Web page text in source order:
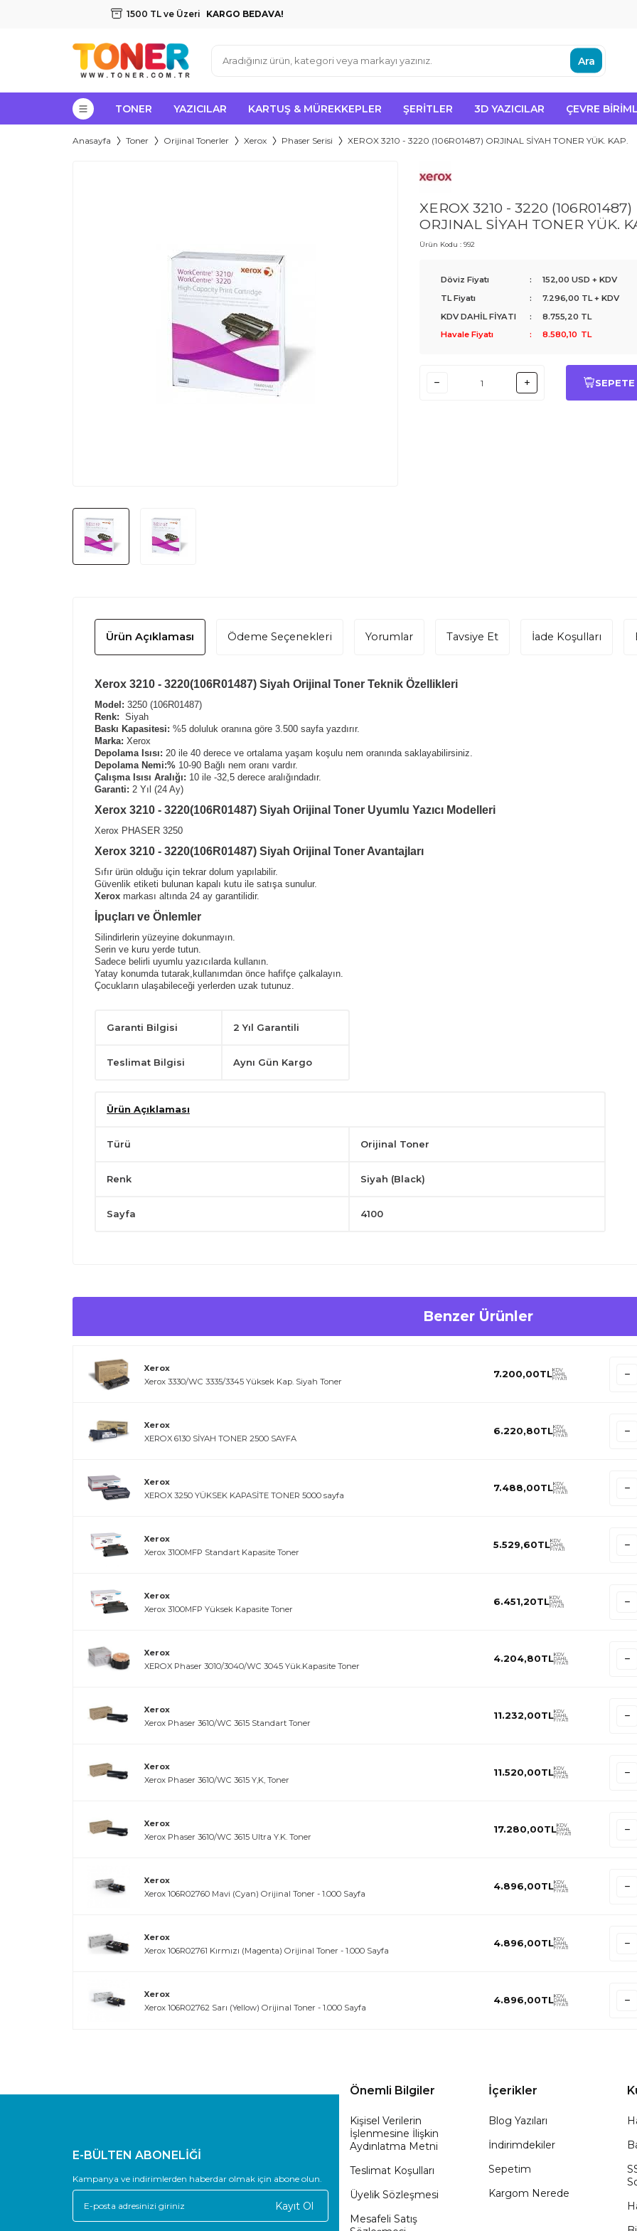
1500 TL ve Üzeri KARGO BEDAVA!
Ara
TONER YAZICILAR KARTUŞ & MÜREKKEPLER ŞERITLER 3D YAZICILAR ÇEVRE
Anasayfa Toner Orijinal Tonerler Xerox Phaser Serisi XEROX 3210 - 3220 (106R01487) ORJINAL SİYAH TONER YÜK. KAP.
XEROX 3210 - 3220 (106R01487)
ORJINAL SİYAH TONER YÜK.
Ürün Kodu : 992
Döviz Fiyatı :
152,00 USD + KDV
TL Fiyatı
: 7.296,00 TL + KDV
KDV DAHİL FİYATI
: 8.755,20 TL
Havale Fiyatı
: 8.580,10 TL
SEPETE
Ürün Açıklaması Ödeme Seçenekleri Yorumlar Tavsiye Et İade Koşulları
Xerox 3210 - 3220(106R01487) Siyah Orijinal Toner Teknik Özellikleri
Model: 3250 (106R01487)
Renk: Siyah
Baskı Kapasitesi: %5 doluluk oranına göre 3.500 sayfa yazdırır.
Marka: Xerox
Depolama Isısı: 20 ile 40 derece ve ortalama yaşam koşulu nem oranında saklayabilirsiniz.
Depolama Nemi:% 10-90 Bağlı nem oranı vardır.
Çalışma Isısı Aralığı: 10 ile -32,5 derece aralığındadır.
Garanti: 2 Yıl (24 Ay)
Xerox 3210 - 3220(106R01487) Siyah Orijinal Toner Uyumlu Yazıcı Modelleri
Xerox PHASER 3250
Xerox 3210 - 3220(106R01487) Siyah Orijinal Toner Avantajları
Sıfır ürün olduğu için tekrar dolum yapılabilir.
Güvenlik etiketi bulunan kapalı kutu ile satışa sunulur.
Xerox markası altında 24 ay garantilidir.
İpuçları ve Önlemler
Silindirlerin yüzeyine dokunmayın.
Serin ve kuru yerde tutun.
Sadece belirli uyumlu yazıcılarda kullanın.
Yatay konumda tutarak,kullanımdan önce hafifçe çalkalayın.
Çocukların ulaşabileceği yerlerden uzak tutunuz.
Garanti Bilgisi 2 Yıl Garantili
Teslimat Bilgisi Aynı Gün Kargo
Ürün Açıklaması
Türü Orijinal Toner
Renk Siyah (Black)
Sayfa 4100
Benzer Ürünler
Xerox
Xerox 3330/WC 3335/3345 Yüksek Kap. Siyah Toner
7.200,00TLKDV
DAHİL
FİYATI
Xerox
XEROX 6130 SİYAH TONER 2500 SAYFA
6.220,80TLKDV
DAHİL
FİYATI
Xerox
XEROX 3250 YÜKSEK KAPASİTE TONER 5000 sayfa
7.488,00TLKDV
DAHİL
FİYATI
Xerox
Xerox 3100MFP Standart Kapasite Toner
5.529,60TLKDV
DAHİL
FİYATI
Xerox
Xerox 3100MFP Yüksek Kapasite Toner
6.451,20TLKDV
DAHİL
FİYATI
Xerox
XEROX Phaser 3010/3040/WC 3045 Yük.Kapasite Toner
4.204,80TLKDV
DAHİL
FİYATI
Xerox
Xerox Phaser 3610/WC 3615 Standart Toner
11.232,00TLKDV
DAHİL
FİYATI
Xerox
Xerox Phaser 3610/WC 3615 Y,K, Toner
11.520,00TLKDV
DAHİL
FİYATI
Xerox
Xerox Phaser 3610/WC 3615 Ultra Y.K. Toner
17.280,00TLKDV
DAHİL
FİYATI
Xerox
Xerox 106R02760 Mavi (Cyan) Orijinal Toner - 1.000 Sayfa
4.896,00TLKDV
DAHİL
FİYATI
Xerox
Xerox 106R02761 Kırmızı (Magenta) Orijinal Toner - 1.000 Sayfa
4.896,00TLKDV
DAHİL
FİYATI
Xerox
Xerox 106R02762 Sarı (Yellow) Orijinal Toner - 1.000 Sayfa
4.896,00TLKDV
DAHİL
FİYATI
E-BÜLTEN ABONELİĞİ
Kampanya ve indirimlerden haberdar olmak için abone olun.
Kayıt Ol
Önemli Bilgiler
Kişisel Verilerin
İşlenmesine İlişkin
Aydınlatma Metni
Teslimat Koşulları
Üyelik Sözleşmesi
Mesafeli Satış
İçerikler
Blog Yazıları
İndirimdekiler
Sepetim
Kargom Nerede